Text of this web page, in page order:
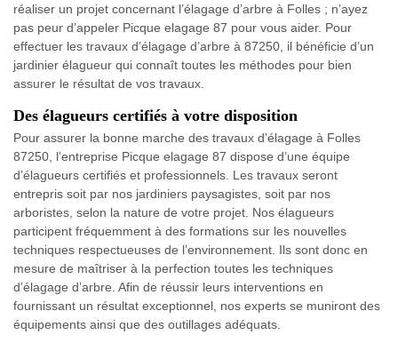
réaliser un projet concernant l’élagage d’arbre à Folles ; n’ayez
pas peur d’appeler Picque elagage 87 pour vous aider. Pour
effectuer les travaux d’élagage d’arbre à 87250, il bénéficie d’un
jardinier élagueur qui connaît toutes les méthodes pour bien
assurer le résultat de vos travaux.
Des élagueurs certifiés à votre disposition
Pour assurer la bonne marche des travaux d’élagage à Folles
87250, l’entreprise Picque elagage 87 dispose d’une équipe
d’élagueurs certifiés et professionnels. Les travaux seront
entrepris soit par nos jardiniers paysagistes, soit par nos
arboristes, selon la nature de votre projet. Nos élagueurs
participent fréquemment à des formations sur les nouvelles
techniques respectueuses de l’environnement. Ils sont donc en
mesure de maîtriser à la perfection toutes les techniques
d’élagage d’arbre. Afin de réussir leurs interventions en
fournissant un résultat exceptionnel, nos experts se muniront des
équipements ainsi que des outillages adéquats.